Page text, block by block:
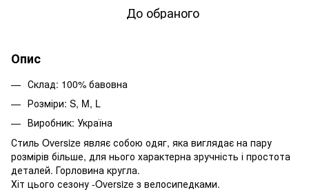
До обраного
Опис
Склад: 100% бавовна
Розміри: S, M, L
Виробник: Україна
Стиль Oversize являє собою одяг, яка виглядає на пару
розмірів більше, для нього характерна зручність і простота
деталей. Горловина кругла.
Хіт цього сезону -Oversize з велосипедками.